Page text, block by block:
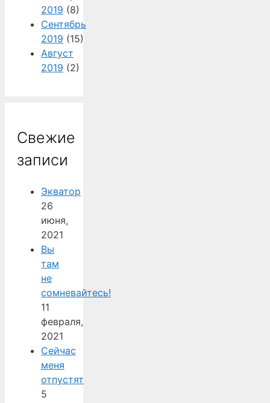
2019 (8)
Сентябрь
2019 (15)
Август
2019 (2)
Свежие
записи
Экватор
26
июня,
2021
Вы
там
не
сомневайтесь!
11
февраля,
2021
Сейчас
меня
отпустят
5